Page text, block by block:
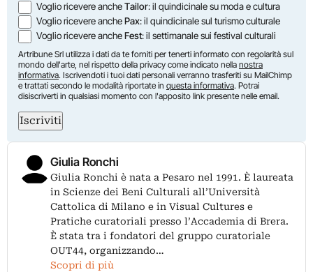
Voglio ricevere ancheTailor: il quindicinale su moda e cultura
Voglio ricevere anchePax: il quindicinale sul turismo culturale
Voglio ricevere ancheFest: il settimanale sui festival culturali
Artribune Srl utilizza i dati da te forniti per tenerti informato con regolarità sul
mondo dell'arte, nel rispetto della privacy come indicato nella nostra
informativa. Iscrivendoti i tuoi dati personali verranno trasferiti su MailChimp
e trattati secondo le modalità riportate in questa informativa. Potrai
disiscriverti in qualsiasi momento con l'apposito link presente nelle email.
Iscriviti
Giulia Ronchi
Giulia Ronchi è nata a Pesaro nel 1991. È laureata
in Scienze dei Beni Culturali all’Università
Cattolica di Milano e in Visual Cultures e
Pratiche curatoriali presso l’Accademia di Brera.
È stata tra i fondatori del gruppo curatoriale
OUT44, organizzando…
Scopri di più